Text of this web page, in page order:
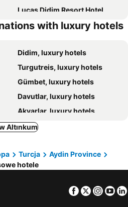
Lucas Didim Resort Hotel
Akra Didim Resort & Spa
with luxury hotels
Didim, luxury hotels
Turgutreis, luxury hotels
Gümbet, luxury hotels
Davutlar, luxury hotels
Akyarlar, luxury hotels
Göltürkbükü, luxury hotels
Posidonio, luxury hotels
Masouri, luxury hotels
Altınkum
Turcja
Aydin Province
hotele
Facebook
Twitter